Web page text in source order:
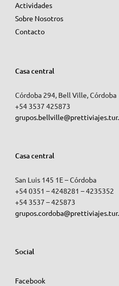
Actividades
Sobre Nosotros
Contacto
Casa central
Córdoba 294, Bell Ville, Córdoba
+54 3537 425873
Casa central
San Luis 145 1E – Córdoba
+54 0351 – 4248281 – 4235352
+54 3537 – 425873
Social
Facebook